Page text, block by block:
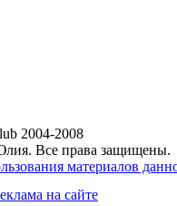
2004-2008
Все права защищены.
материалов
на сайте